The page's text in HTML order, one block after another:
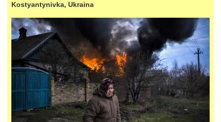
Kostyantynivka, Ukraina